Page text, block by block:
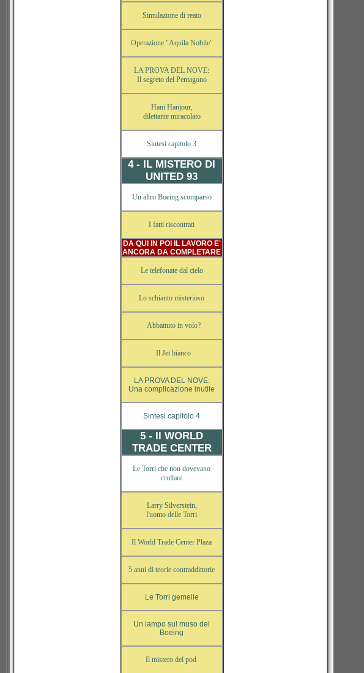
Simulazione di reato
Operazione "Aquila Nobile"
LA PROVA DEL NOVE:
Il segreto del Pentagono
Hani Hanjour,
dilettante miracolato
Sintesi capitolo 3
4 - IL MISTERO DI
UNITED 93
Un altro Boeing scomparso
I fatti riscontrati
DA QUI IN POI IL LAVORO E'
ANCORA DA COMPLETARE
Le telefonate dal cielo
Lo schianto misterioso
Abbattuto in volo?
Il Jet bianco
LA PROVA DEL NOVE:
Una complicazione inutile
Sintesi capitolo 4
5 - Il WORLD
TRADE CENTER
Le Torri che non dovevano
crollare
Larry Silverstein,
l'uomo delle Torri
Il World Trade Center Plaza
5 anni di teorie contraddittorie
Le Torri gemelle
Un lampo sul muso del
Boeing
Il mistero del pod